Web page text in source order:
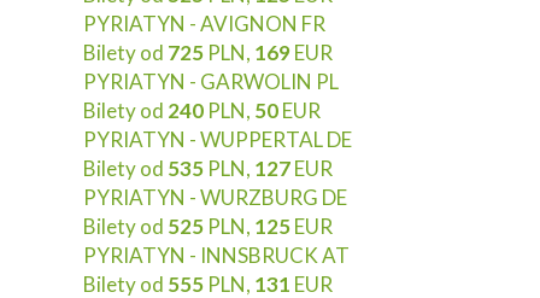
PYRIATYN - AVIGNON FR
Bilety od 725 PLN, 169EUR
PYRIATYN - GARWOLIN PL
Bilety od 240 PLN, 50EUR
PYRIATYN - WUPPERTAL DE
Bilety od 535 PLN, 127EUR
PYRIATYN - WURZBURG DE
Bilety od 525 PLN, 125EUR
PYRIATYN - INNSBRUCK AT
Bilety od 555 PLN, 131 EUR